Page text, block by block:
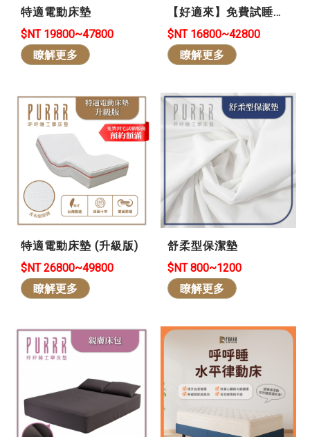
特適電動床墊
$NT 19800~47800
瞭解更多
【好適來】免費試睡
101晚 *買貴退差價 *可
退/換貨-石墨烯冬暖夏
涼❄️
$NT 16800~42800
瞭解更多
特適電動床墊 (升級版)
$NT 26800~49800
瞭解更多
舒柔型保潔墊
$NT 800~1200
瞭解更多